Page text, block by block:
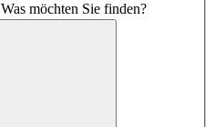
Was möchten Sie finden?